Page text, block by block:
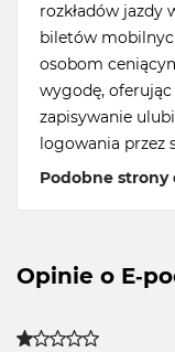
rozkładów jazdy
biletów
osobom
wygodę,
zapisywanie
logowania przez
Podobne strony
Opinie o E-